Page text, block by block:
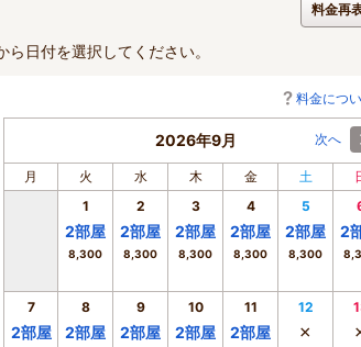
料金再
日付を選択してください。
料金につ
2026年9月 次へ
月 火 水 木 金 土
1
2部屋
8,300
2
2部屋
8,300
3
2部屋
8,300
4
2部屋
8,300
5
2部屋
8,300
2
7
2部屋
8
2部屋
9
2部屋
10
2部屋
11
2部屋
12
×